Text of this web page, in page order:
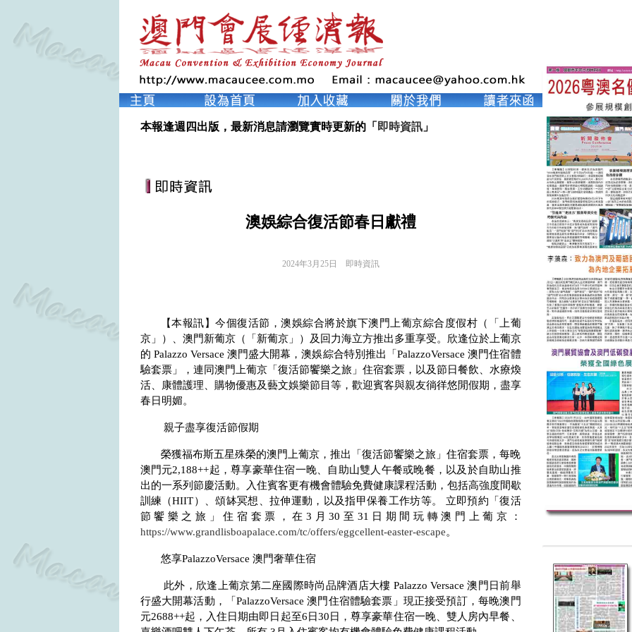
本報逢週四出版，最新消息請瀏覽實時更新的「 即時資訊」
澳娛綜合復活節春日獻禮
2024年3月25日 即時資訊
【本報訊】今個復活節，澳娛綜合將於旗下澳門上葡京綜合度假村（「上葡
京」）、澳門新葡京（「新葡京」）及回力海立方推出多重享受。欣逢位於上葡京
的 Palazzo Versace 澳門盛大開幕，澳娛綜合特別推出「PalazzoVersace澳門住宿體
驗套票」，連同澳門上葡京「復活節饗樂之旅」住宿套票，以及節日餐飲、水療煥
活、康體護理、購物優惠及藝文娛樂節目等，歡迎賓客與親友徜徉悠閒假期，盡享
春日明媚。
親子盡享復活節假期
榮獲福布斯五星殊榮的澳門上葡京，推出「復活節饗樂之旅」住宿套票，每晚
澳門元2,188++起，尊享豪華住宿一晚、自助山雙人午餐或晚餐，以及於自助山推
出的一系列節慶活動。入住賓客更有機會體驗免費健康課程活動，包括高強度間歇
訓練（HIIT）、頌缽冥想、拉伸運動，以及指甲保養工作坊等。 立即預約「復活
節饗樂之旅」住宿套票，在3 月30 至 31
日期間玩轉澳門上葡京：
https://www.grandlisboapalace.com/tc/offers/eggcellent-easter-escape。
悠享PalazzoVersace 澳門奢華住宿
此外，欣逢上葡京第二座國際時尚品牌酒店大樓 Palazzo Versace澳門日前舉
行盛大開幕活動，「PalazzoVersace澳門住宿體驗套票」現正接受預訂，每晚澳門
元2688++起，入住日期由即日起至6 日30 日，尊享豪華住宿一晚、雙人房內早餐、